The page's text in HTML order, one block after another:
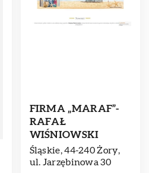
FIRMA „MARAF”-
RAFAŁ
WIŚNIOWSKI
Śląskie, 44-240 Żory,
ul. Jarzębinowa 30